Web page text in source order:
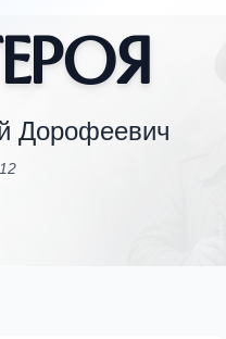
Дорофеевич